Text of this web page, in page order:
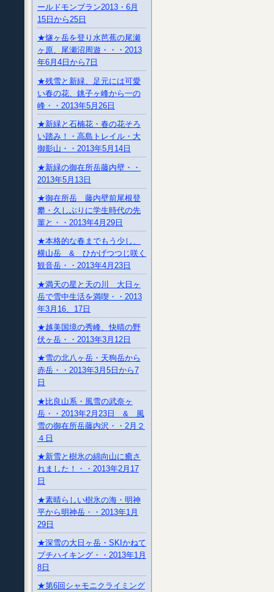
ールドモンブラン2013・6月
15日から25日
★燧ヶ岳を登り水芭蕉の尾瀬
ヶ原、尾瀬沼周遊・・・2013
年6月4日から7日
★残雪と新緑、足元には可愛
い春の花、銚子ヶ峰から一の
峰・・2013年5月26日
★新緑と石楠花・春の花そろ
い踏み！・高島トレイル・大
御影山・・2013年5月14日
★新緑の御在所岳藤内壁・・
2013年5月13日
★御在所岳 藤内壁前尾根登
攀・久しぶりに学生時代の先
輩と・・2013年4月29日
★本格的な春までもう少し、
横山岳 & ひかげつつじ咲く
観音岳・・2013年4月23日
★満天の星と天の川 大日ヶ
岳で雪中生活を満喫・・2013
年3月16、17日
★越美国境の秀峰、快晴の野
伏ヶ岳・・2013年3月12日
★雪の北八ヶ岳・天狗岳から
赤岳・・2013年3月5日から7
日
★比良山系・風雪の武奈ヶ
岳・・2013年2月23日 & 風
雪の御在所岳藤内沢・・2月２
４日
★新雪と樹氷の綿向山に癒さ
れました！・・2013年2月17
日
★素晴らしい樹氷の海・明神
平から明神岳・・2013年1月
29日
★深雪の大日ヶ岳・SKIかねて
プチハイキング・・2013年1月
8日
★第6回シャモニクライミング